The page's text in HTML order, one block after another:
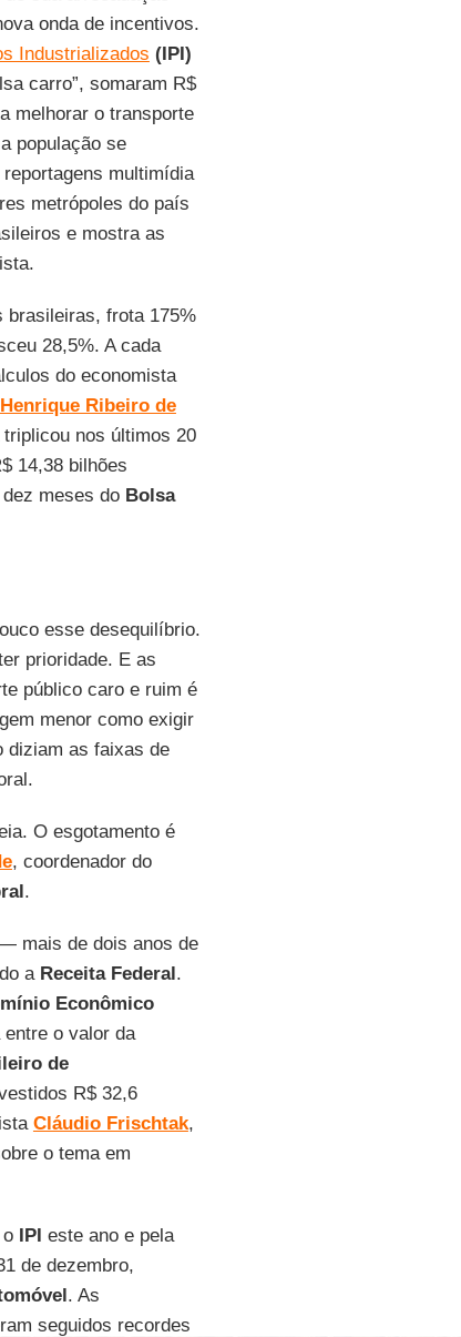
onda de incentivos.
Industrializados (IPI)
carro”, somaram R$
melhorar o transporte
população se
multimídia
metrópoles do país
e mostra as
brasileiras, frota 175%
28,5%. A cada
do economista
Ribeiro de
nos últimos 20
14,38 bilhões
meses doBolsa
esse desequilíbrio.
prioridade. E as
público caro e ruim é
menor como exigir
diziam as faixas de
O esgotamento é
, coordenador do
.
mais de dois anos de
a Receita Federal.
Econômico
o valor da
de
R$ 32,6
Cláudio Frischtak,
o tema em
IPI este ano e pela
de dezembro,
. As
seguidos recordes